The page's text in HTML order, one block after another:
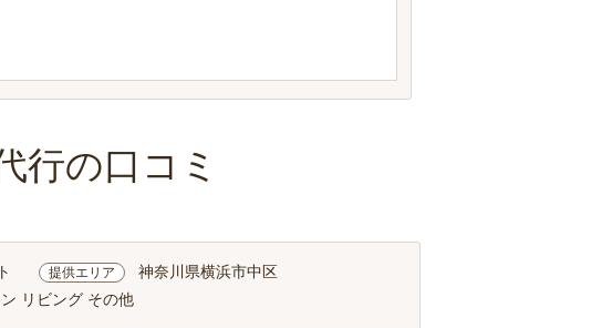
行の口コミ
提供エリア 神奈川県横浜市中区
リビング その他